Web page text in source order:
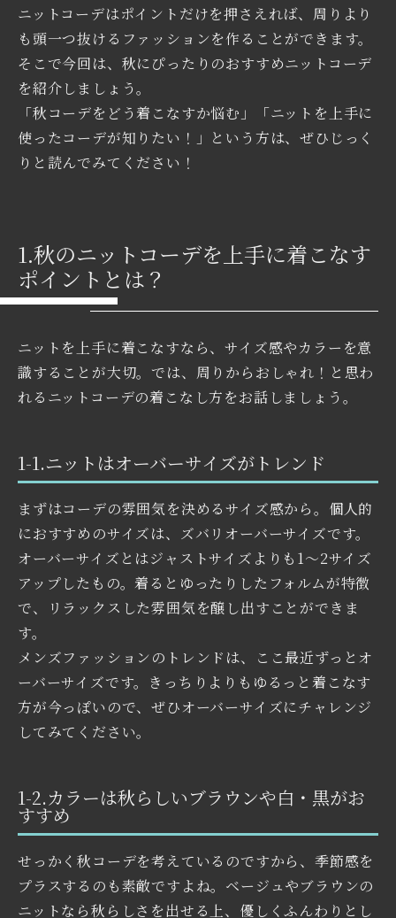
ニットコーデはポイントだけを押さえれば、周りより
も頭一つ抜けるファッションを作ることができます。
そこで今回は、秋にぴったりのおすすめニットコーデ
を紹介しましょう。
「秋コーデをどう着こなすか悩む」「ニットを上手に
使ったコーデが知りたい！」という方は、ぜひじっく
りと読んでみてください！
1.秋のニットコーデを上手に着こなす
ポイントとは？
ニットを上手に着こなすなら、サイズ感やカラーを意
識することが大切。では、周りからおしゃれ！と思わ
れるニットコーデの着こなし方をお話しましょう。
1-1.ニットはオーバーサイズがトレンド
まずはコーデの雰囲気を決めるサイズ感から。個人的
におすすめのサイズは、ズバリオーバーサイズです。
オーバーサイズとはジャストサイズよりも1〜2サイズ
アップしたもの。着るとゆったりしたフォルムが特徴
で、リラックスした雰囲気を醸し出すことができま
す。
メンズファッションのトレンドは、ここ最近ずっとオ
ーバーサイズです。きっちりよりもゆるっと着こなす
方が今っぽいので、ぜひオーバーサイズにチャレンジ
してみてください。
1-2.カラーは秋らしいブラウンや白・黒がお
すすめ
せっかく秋コーデを考えているのですから、季節感を
プラスするのも素敵ですよね。ベージュやブラウンの
ニットなら秋らしさを出せる上、優しくふんわりとし